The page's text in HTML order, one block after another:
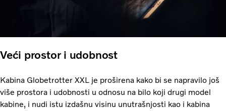
Veći prostor i udobnost
Kabina Globetrotter XXL je proširena kako bi se napravilo još
više prostora i udobnosti u odnosu na bilo koji drugi model
kabine, i nudi istu izdašnu visinu unutrašnjosti kao i kabina